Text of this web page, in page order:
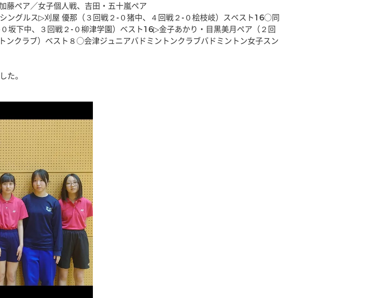
藤ペア／女子個人戦、吉田・五十嵐ペア
ングルス▷刈屋 優那（３回戦２-０猪中、４回戦２-０桧枝岐）スベスト16○同
坂下中、３回戦２-０柳津学園）ベスト16▷金子あかり・目黒美月ペア（２回
クラブ）ベスト８○会津ジュニアバドミントンクラブバドミントン女子スン
た。